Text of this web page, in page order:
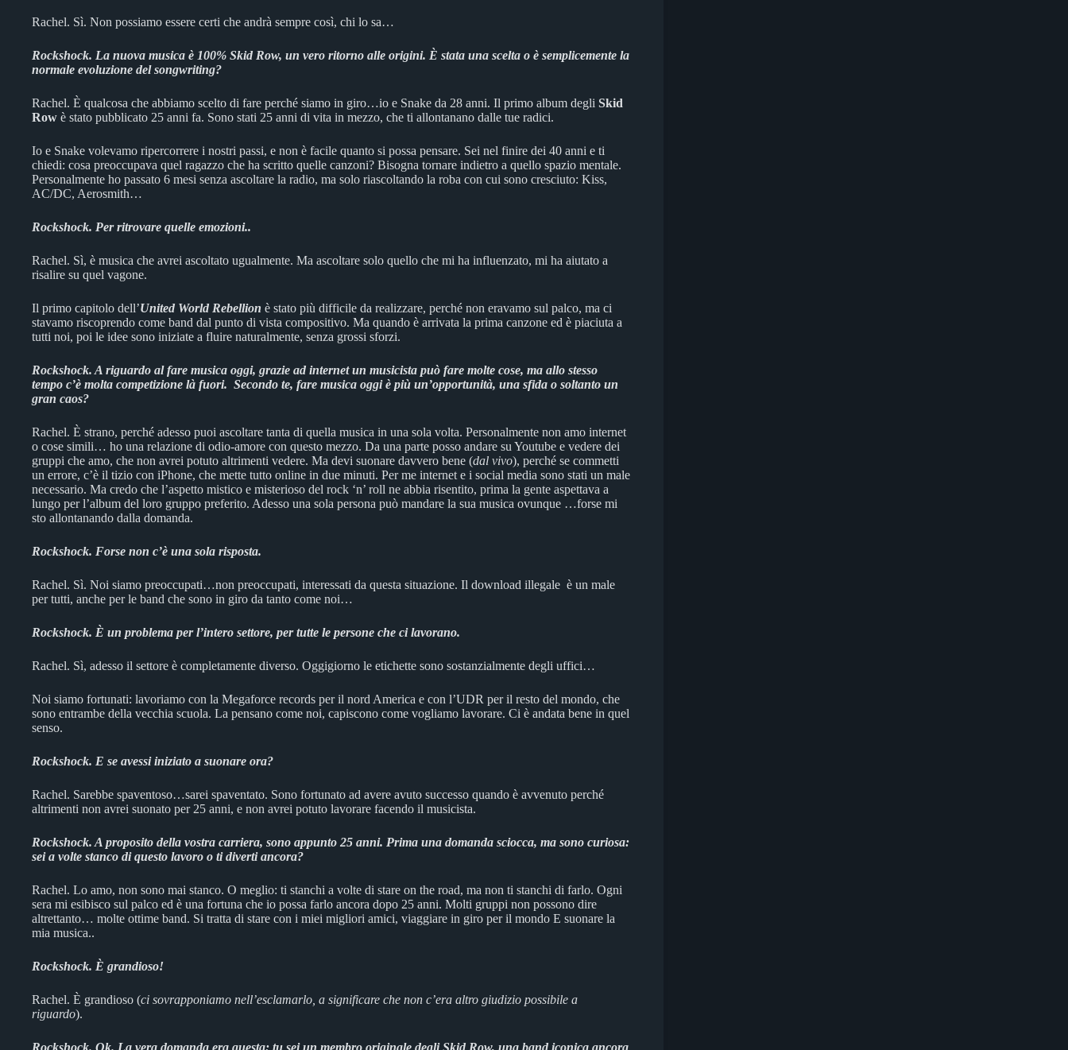
Rachel. Sì. Non possiamo essere certi che andrà sempre così, chi lo sa…
Rockshock. La nuova musica è 100% Skid Row, un vero ritorno alle origini. È stata una scelta o è semplicemente la
normale evoluzione del songwriting?
Rachel. È qualcosa che abbiamo scelto di fare perché siamo in giro…io e Snake da 28 anni. Il primo album degli Skid
Row è stato pubblicato 25 anni fa. Sono stati 25 anni di vita in mezzo, che ti allontanano dalle tue radici.
Io e Snake volevamo ripercorrere i nostri passi, e non è facile quanto si possa pensare. Sei nel finire dei 40 anni e ti
chiedi: cosa preoccupava quel ragazzo che ha scritto quelle canzoni? Bisogna tornare indietro a quello spazio mentale.
Personalmente ho passato 6 mesi senza ascoltare la radio, ma solo riascoltando la roba con cui sono cresciuto: Kiss,
AC/DC, Aerosmith…
Rockshock. Per ritrovare quelle emozioni..
Rachel. Sì, è musica che avrei ascoltato ugualmente. Ma ascoltare solo quello che mi ha influenzato, mi ha aiutato a
risalire su quel vagone.
Il primo capitolo dell’United World Rebellion è stato più difficile da realizzare, perché non eravamo sul palco, ma ci
stavamo riscoprendo come band dal punto di vista compositivo. Ma quando è arrivata la prima canzone ed è piaciuta a
tutti noi, poi le idee sono iniziate a fluire naturalmente, senza grossi sforzi.
Rockshock. A riguardo al fare musica oggi, grazie ad internet un musicista può fare molte cose, ma allo stesso
tempo c’è molta competizione là fuori. Secondo te, fare musica oggi è più un’opportunità, una sfida o soltanto un
gran caos?
Rachel. È strano, perché adesso puoi ascoltare tanta di quella musica in una sola volta. Personalmente non amo internet
o cose simili… ho una relazione di odio-amore con questo mezzo. Da una parte posso andare su Youtube e vedere dei
gruppi che amo, che non avrei potuto altrimenti vedere. Ma devi suonare davvero bene (dal vivo), perché se commetti
un errore, c’è il tizio con iPhone, che mette tutto online in due minuti. Per me internet e i social media sono stati un male
necessario. Ma credo che l’aspetto mistico e misterioso del rock ‘n’ roll ne abbia risentito, prima la gente aspettava a
lungo per l’album del loro gruppo preferito. Adesso una sola persona può mandare la sua musica ovunque …forse mi
sto allontanando dalla domanda.
Rockshock. Forse non c’è una sola risposta.
Rachel. Sì. Noi siamo preoccupati…non preoccupati, interessati da questa situazione. Il download illegale è un male
per tutti, anche per le band che sono in giro da tanto come noi…
Rockshock. È un problema per l’intero settore, per tutte le persone che ci lavorano.
Rachel. Sì, adesso il settore è completamente diverso. Oggigiorno le etichette sono sostanzialmente degli uffici…
Noi siamo fortunati: lavoriamo con la Megaforce records per il nord America e con l’UDR per il resto del mondo, che
sono entrambe della vecchia scuola. La pensano come noi, capiscono come vogliamo lavorare. Ci è andata bene in quel
senso.
Rockshock. E se avessi iniziato a suonare ora?
Rachel. Sarebbe spaventoso…sarei spaventato. Sono fortunato ad avere avuto successo quando è avvenuto perché
altrimenti non avrei suonato per 25 anni, e non avrei potuto lavorare facendo il musicista.
Rockshock. A proposito della vostra carriera, sono appunto 25 anni. Prima una domanda sciocca, ma sono curiosa:
sei a volte stanco di questo lavoro o ti diverti ancora?
Rachel. Lo amo, non sono mai stanco. O meglio: ti stanchi a volte di stare on the road, ma non ti stanchi di farlo. Ogni
sera mi esibisco sul palco ed è una fortuna che io possa farlo ancora dopo 25 anni. Molti gruppi non possono dire
altrettanto… molte ottime band. Si tratta di stare con i miei migliori amici, viaggiare in giro per il mondo E suonare la
mia musica..
Rockshock. È grandioso!
Rachel. È grandioso (ci sovrapponiamo nell’esclamarlo, a significare che non c’era altro giudizio possibile a
riguardo).
Rockshock. Ok. La vera domanda era questa: tu sei un membro originale degli Skid Row, una band iconica ancora